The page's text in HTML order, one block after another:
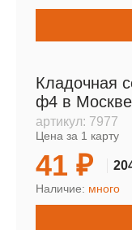
Кладочная
ф4 в Москве
артикул: 7977
Цена за 1 карту
41 ₽
Наличие: много